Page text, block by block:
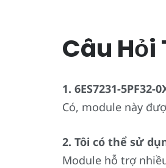
Câu Hỏi
1. 6ES7231-
Có, module này
2. Tôi có thể sử
Module hỗ trợ